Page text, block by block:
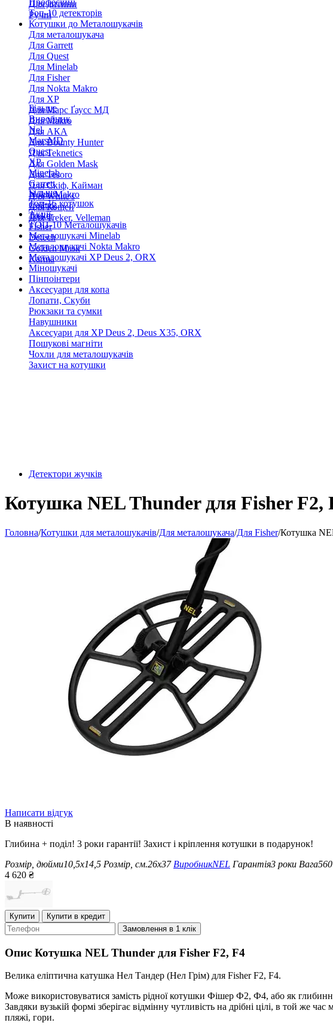
Для дитини
Ручні
Професійні
Топ-10 детекторів
Котушки до Металошукачів
Для металошукача
Для Garrett
Для Quest
Для Minelab
Для Fisher
Для Nokta Makro
Для XP
Для Марс Ґаусс МД
Для Makro
Для АКА
Для Bounty Hunter
Для Teknetics
Для Golden Mask
Для Tesoro
Для Скіф, Кайман
Для White's
Для Кощей
Для Treker, Velleman
Більше
Виробник
Nel
MarsMD
Quest
XP
Minelab
Garrett
Nokta Makro
Coiltek
Treker
Fisher
Detech
Golden Mask
Karma
Більше
Топ-15 котушок
Акції
ТОП-10 Металошукачів
Металошукачі Minelab
Металошукачі Nokta Makro
Металошукачі XP Deus 2, ORX
Міношукачі
Пінпоінтери
Аксесуари для копа
Лопати, Скуби
Рюкзаки та сумки
Навушники
Аксесуари для XP Deus 2, Deus X35, ORX
Пошукові магніти
Чохли для металошукачів
Захист на котушки
Детектори жучків
Котушка NEL Thunder для Fisher F2,
Головна/Котушки для металошукачів/Для металошукача/Для Fisher/Котушка
Написати відгук
В наявності
Глибина + поділ! 3 роки гарантії! Захист і кріплення котушки в подарунок!
Розмір, дюйми10,5x14,5 Розмір, см.26х37 ВиробникNEL Гарантія3 роки Вага
4 620 ₴
Купити
Купити в кредит
Замовлення в 1 клік
Опис Котушка NEL Thunder для Fisher F2, F4
Велика еліптична катушка Нел Тандер (Нел Грім) для Fisher F2, F4.
Може використовуватися замість рідної котушки Фішер Ф2, Ф4, або як
Завдяки вузькій формі зберігає відмінну чутливість на дрібні цілі, в той же
пляжі, гори.